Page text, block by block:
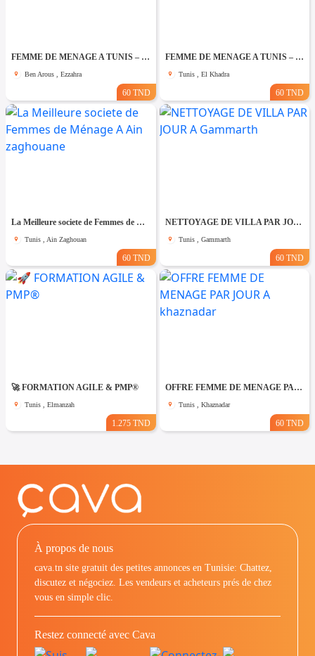
FEMME DE MENAGE A TUNIS – PAR JOUR A Ezzahra
Ben Arous , Ezzahra
60 TND
FEMME DE MENAGE A TUNIS – PAR JOUR A El khadhra
Tunis , El Khadra
60 TND
La Meilleure societe de Femmes de Ménage A Ain zaghouane
Tunis , Ain Zaghouan
60 TND
NETTOYAGE DE VILLA PAR JOUR A Gammarth
Tunis , Gammarth
60 TND
🚀 FORMATION AGILE & PMP®
Tunis , Elmanzah
1.275 TND
OFFRE FEMME DE MENAGE PAR JOUR A khaznadar
Tunis , Khaznadar
60 TND
À propos de nous
cava.tn site gratuit des petites annonces en Tunisie: Chattez,
discutez et négociez. Les vendeurs et acheteurs prés de chez
vous en simple clic.
Restez connecté avec Cava